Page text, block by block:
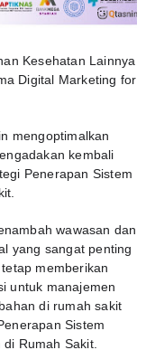
Kesehatan Lainnya
Digital Marketing for
mengoptimalkan
kembali
Penerapan Sistem
wawasan dan
yang sangat penting
memberikan
untuk manajemen
di rumah sakit
Sistem
Rumah Sakit.